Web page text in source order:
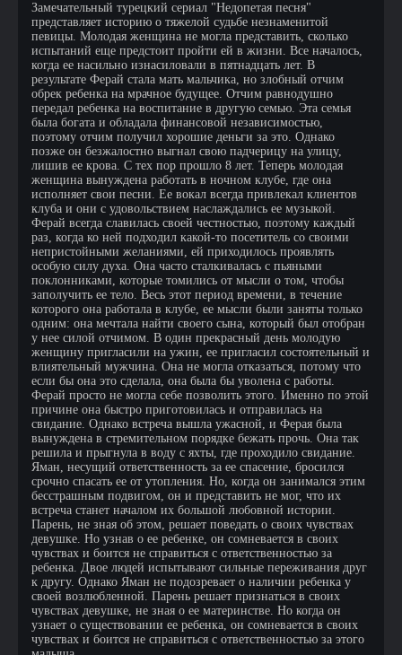
Замечательный турецкий сериал "Недопетая песня"
представляет историю о тяжелой судьбе незнаменитой
певицы. Молодая женщина не могла представить, сколько
испытаний еще предстоит пройти ей в жизни. Все началось,
когда ее насильно изнасиловали в пятнадцать лет. В
результате Ферай стала мать мальчика, но злобный отчим
обрек ребенка на мрачное будущее. Отчим равнодушно
передал ребенка на воспитание в другую семью. Эта семья
была богата и обладала финансовой независимостью,
поэтому отчим получил хорошие деньги за это. Однако
позже он безжалостно выгнал свою падчерицу на улицу,
лишив ее крова. С тех пор прошло 8 лет. Теперь молодая
женщина вынуждена работать в ночном клубе, где она
исполняет свои песни. Ее вокал всегда привлекал клиентов
клуба и они с удовольствием наслаждались ее музыкой.
Ферай всегда славилась своей честностью, поэтому каждый
раз, когда ко ней подходил какой-то посетитель со своими
непристойными желаниями, ей приходилось проявлять
особую силу духа. Она часто сталкивалась с пьяными
поклонниками, которые томились от мысли о том, чтобы
заполучить ее тело. Весь этот период времени, в течение
которого она работала в клубе, ее мысли были заняты только
одним: она мечтала найти своего сына, который был отобран
у нее силой отчимом. В один прекрасный день молодую
женщину пригласили на ужин, ее пригласил состоятельный и
влиятельный мужчина. Она не могла отказаться, потому что
если бы она это сделала, она была бы уволена с работы.
Ферай просто не могла себе позволить этого. Именно по этой
причине она быстро приготовилась и отправилась на
свидание. Однако встреча вышла ужасной, и Ферая была
вынуждена в стремительном порядке бежать прочь. Она так
решила и прыгнула в воду с яхты, где проходило свидание.
Яман, несущий ответственность за ее спасение, бросился
срочно спасать ее от утопления. Но, когда он занимался этим
бесстрашным подвигом, он и представить не мог, что их
встреча станет началом их большой любовной истории.
Парень, не зная об этом, решает поведать о своих чувствах
девушке. Но узнав о ее ребенке, он сомневается в своих
чувствах и боится не справиться с ответственностью за
ребенка. Двое людей испытывают сильные переживания друг
к другу. Однако Яман не подозревает о наличии ребенка у
своей возлюбленной. Парень решает признаться в своих
чувствах девушке, не зная о ее материнстве. Но когда он
узнает о существовании ее ребенка, он сомневается в своих
чувствах и боится не справиться с ответственностью за этого